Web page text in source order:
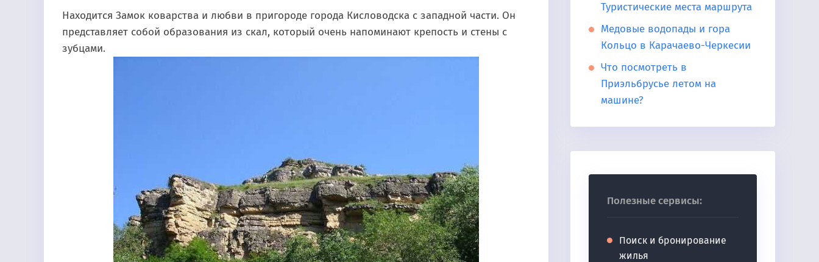
Находится Замок коварства и любви в пригороде города Кисловодска с западной части. Он
представляет собой образования из скал, который очень напоминают крепость и стены с
зубцами.
Туристические места маршрута
Медовые водопады и гора
Кольцо в Карачаево-Черкесии
Что посмотреть в
Приэльбрусье летом на
машине?
Полезные сервисы:
Поиск и бронирование
жилья